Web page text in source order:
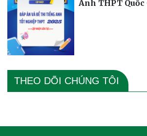
Anh THPT Quốc
THEO DÕI CHÚNG TÔI